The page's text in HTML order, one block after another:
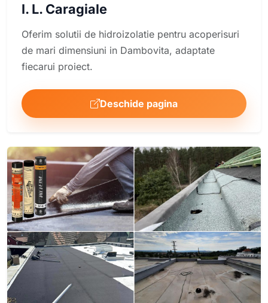
I. L. Caragiale
Oferim solutii de hidroizolatie pentru acoperisuri
de mari dimensiuni in Dambovita, adaptate
fiecarui proiect.
Deschide pagina